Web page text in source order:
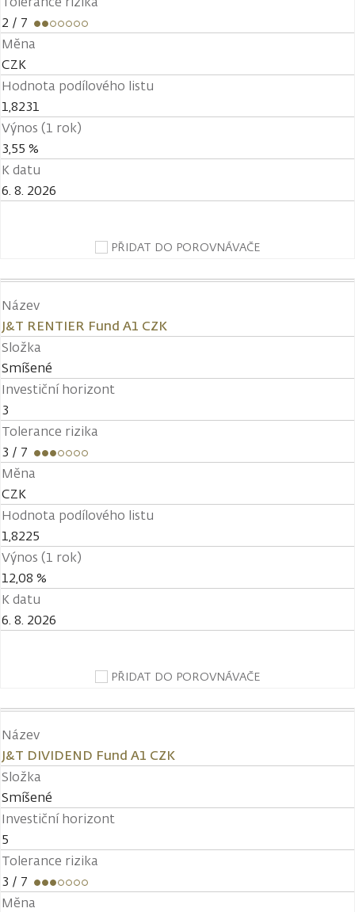
2 / 7
Měna
CZK
Hodnota podílového listu
1,8231
Výnos (1 rok)
3,55 %
K datu
6. 8. 2026
PŘIDAT DO POROVNÁVAČE
Název
J&T RENTIER Fund A1 CZK
Složka
Smíšené
Investiční horizont
3
Tolerance rizika
3 / 7
Měna
CZK
Hodnota podílového listu
1,8225
Výnos (1 rok)
12,08 %
K datu
6. 8. 2026
PŘIDAT DO POROVNÁVAČE
Název
J&T DIVIDEND Fund A1 CZK
Složka
Smíšené
Investiční horizont
5
Tolerance rizika
3 / 7
Měna